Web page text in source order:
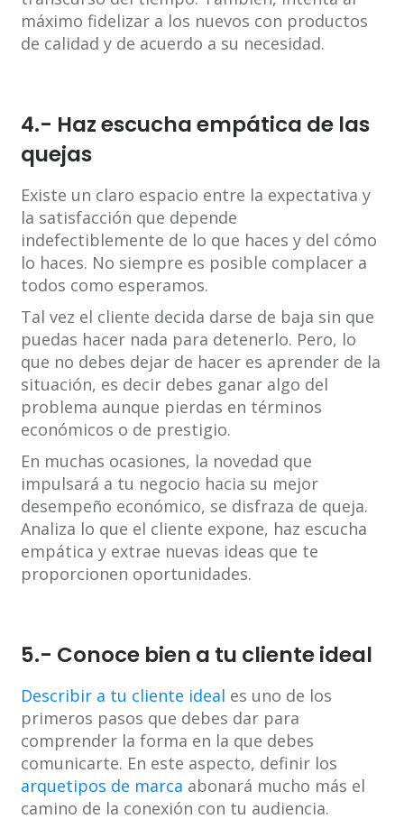
máximo fidelizar a los nuevos con productos
de calidad y de acuerdo a su necesidad.
4.- Haz escucha empática de las
quejas
Existe un claro espacio entre la expectativa y
la satisfacción que depende
indefectiblemente de lo que haces y del cómo
lo haces. No siempre es posible complacer a
todos como esperamos.
Tal vez el cliente decida darse de baja sin que
puedas hacer nada para detenerlo. Pero, lo
que no debes dejar de hacer es aprender de la
situación, es decir debes ganar algo del
problema aunque pierdas en términos
económicos o de prestigio.
En muchas ocasiones, la novedad que
impulsará a tu negocio hacia su mejor
desempeño económico, se disfraza de queja.
Analiza lo que el cliente expone, haz escucha
empática y extrae nuevas ideas que te
proporcionen oportunidades.
5.- Conoce bien a tu cliente ideal
Describir a tu cliente ideal es uno de los
primeros pasos que debes dar para
comprender la forma en la que debes
comunicarte. En este aspecto, definir los
arquetipos de marca abonará mucho más el
camino de la conexión con tu audiencia.